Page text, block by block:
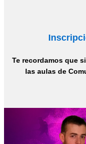
Te recordamos que
las aulas de